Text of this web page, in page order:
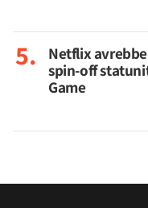
Netflix
spin-off
Game